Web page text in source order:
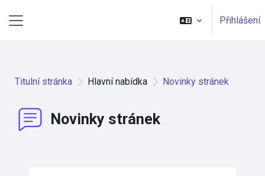
Přihlášení
Titulní stránka Hlavní nabídka Novinky stránek
Novinky stránek